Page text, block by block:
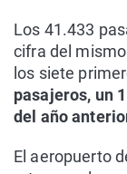
Los 41.433
cifra del
los siete
pasajeros, un
del año
El aeropuerto